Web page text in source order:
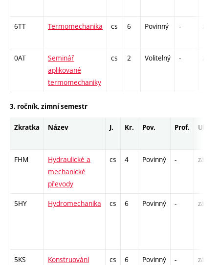
6TT Termomechanika cs 6 Povinný - zá,zk
0AT
Seminář
aplikované
termomechaniky
cs 2 Volitelný - zá
3. ročník, zimní semestr
Zkratka Název J. Kr. Pov. Prof. Uk.
FHM
Hydraulické a
mechanické
převody
cs 4 Povinný - zá,zk
5HY Hydromechanika cs 6 Povinný - zá,zk
5KS
Konstruování
cs 6 Povinný - zá,zk